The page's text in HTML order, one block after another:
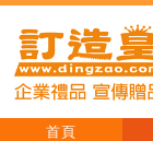
首頁